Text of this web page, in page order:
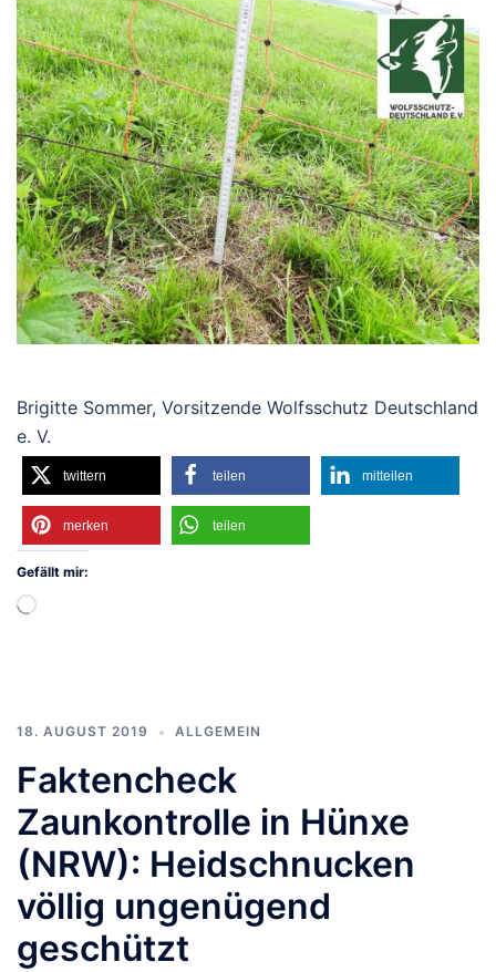
Brigitte Sommer, Vorsitzende Wolfsschutz Deutschland
e. V.
twittern teilen mitteilen
merken teilen
Gefällt mir:
Wird
18. AUGUST 2019 ALLGEMEIN
Faktencheck
Zaunkontrolle in Hünxe
(NRW): Heidschnucken
völlig ungenügend
geschützt